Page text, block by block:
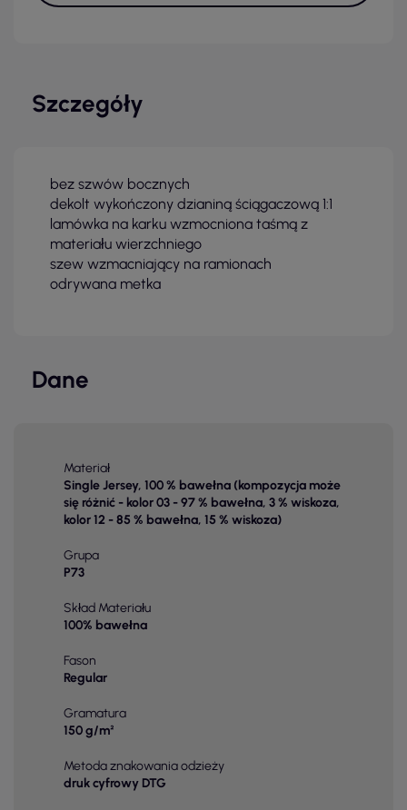
Szczegóły
bez szwów bocznych
dekolt wykończony dzianiną ściągaczową 1:1
lamówka na karku wzmocniona taśmą z
materiału wierzchniego
szew wzmacniający na ramionach
odrywana metka
Dane
Materiał
Single Jersey, 100 % bawełna (kompozycja może
się różnić - kolor 03 - 97 % bawełna, 3 % wiskoza,
kolor 12 - 85 % bawełna, 15 % wiskoza)
Grupa
P73
Skład Materiału
100% bawełna
Fason
Regular
Gramatura
150 g/m²
Metoda znakowania odzieży
druk cyfrowy DTG